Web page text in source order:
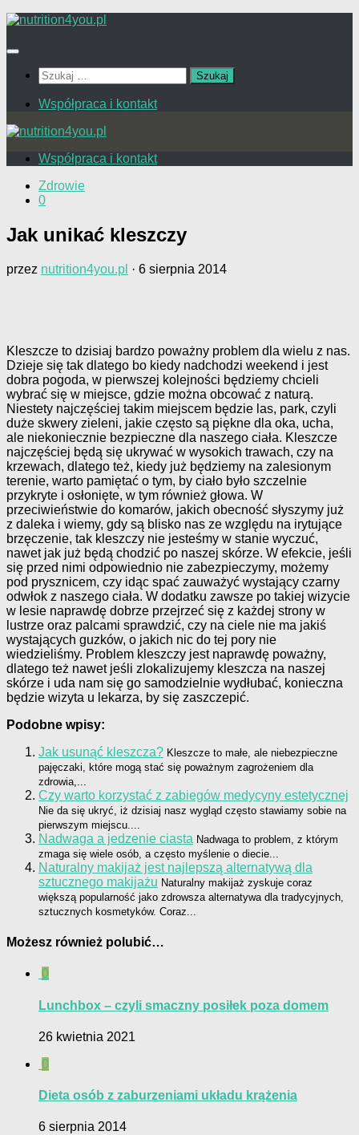
Przejdź
treści
Szukaj:
Współpraca i kontakt
Współpraca i kontakt
Zdrowie
0
Jak unikać kleszczy
przez nutrition4you.pl · 6 sierpnia 2014
Kleszcze to dzisiaj bardzo poważny problem dla wielu z nas.
Dzieje się tak dlatego bo kiedy nadchodzi weekend i jest
dobra pogoda, w pierwszej kolejności będziemy chcieli
wybrać się w miejsce, gdzie można obcować z naturą.
Niestety najczęściej takim miejscem będzie las, park, czyli
duże skwery zieleni, jakie często są piękne dla oka, ucha,
ale niekoniecznie bezpieczne dla naszego ciała. Kleszcze
najczęściej będą się ukrywać w wysokich trawach, czy na
krzewach, dlatego też, kiedy już będziemy na zalesionym
terenie, warto pamiętać o tym, by ciało było szczelnie
przykryte i osłonięte, w tym również głowa. W
przeciwieństwie do komarów, jakich obecność słyszymy już
z daleka i wiemy, gdy są blisko nas ze względu na irytujące
brzęczenie, tak kleszczy nie jesteśmy w stanie wyczuć,
nawet jak już będą chodzić po naszej skórze. W efekcie, jeśli
się przed nimi odpowiednio nie zabezpieczymy, możemy
pod prysznicem, czy idąc spać zauważyć wystający czarny
odwłok z naszego ciała. W dodatku zawsze po takiej wizycie
w lesie naprawdę dobrze przejrzeć się z każdej strony w
lustrze oraz palcami sprawdzić, czy na ciele nie ma jakiś
wystających guzków, o jakich nic do tej pory nie
wiedzieliśmy. Problem kleszczy jest naprawdę poważny,
dlatego też nawet jeśli zlokalizujemy kleszcza na naszej
skórze i uda nam się go samodzielnie wydłubać, konieczna
będzie wizyta u lekarza, by się zaszczepić.
Podobne wpisy:
Jak usunąć kleszcza? Kleszcze to małe, ale niebezpieczne
pajęczaki, które mogą stać się poważnym zagrożeniem dla
zdrowia,...
Czy warto korzystać z zabiegów medycyny estetycznej
Nie da się ukryć, iż dzisiaj nasz wygląd często stawiamy sobie na
pierwszym miejscu....
Nadwaga a jedzenie ciasta Nadwaga to problem, z którym
zmaga się wiele osób, a często myślenie o diecie...
Naturalny makijaż jest najlepszą alternatywą dla
sztucznego makijażu Naturalny makijaż zyskuje coraz
większą popularność jako zdrowsza alternatywa dla tradycyjnych,
sztucznych kosmetyków. Coraz...
Możesz również polubić…
0
Lunchbox – czyli smaczny posiłek poza domem
26 kwietnia 2021
0
Dieta osób z zaburzeniami układu krążenia
6 sierpnia 2014